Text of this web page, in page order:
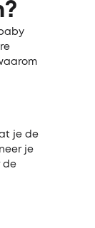
je de
je
de